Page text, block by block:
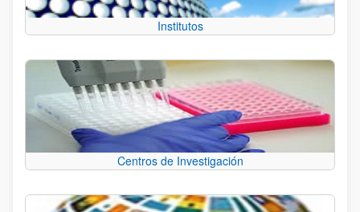
Institutos
Centros de Investigación